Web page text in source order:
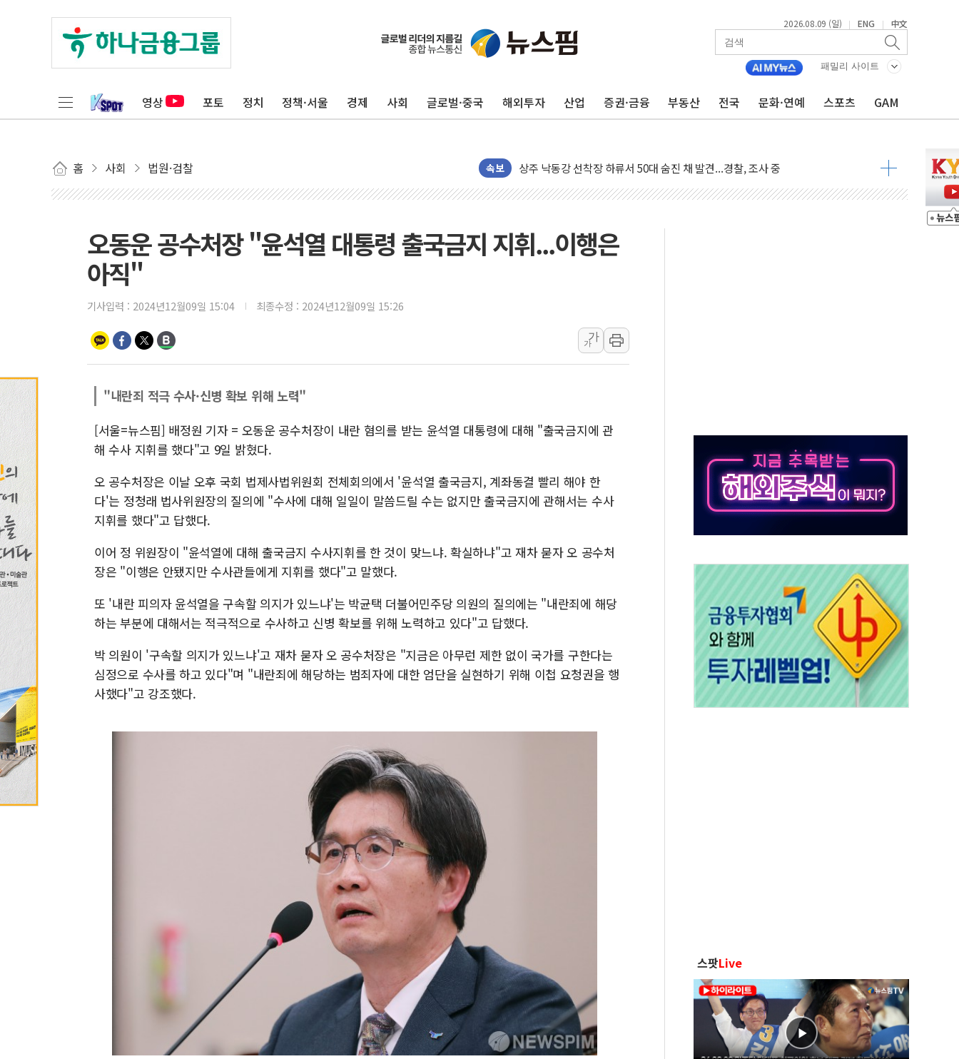
2026.08.09 (일) | ENG | 中文
패밀리 사이트
영상 포토 정치 정책·서울 경제 사회 글로벌·중국 해외투자 산업 증권·금융 부동산 전국 문화·연예 스포츠 GAM
홈 사회 법원·검찰 속보
평택 진위면 공장서 질식사고 발생…작업자 1명 숨져
[종합] 김민석, 정청래에 누적 '1.48%p' 차 선두 유지...金 46.01% vs 鄭 44.53%
민주당 경북도당위원장에 오중기 당선...합산득표율 68.63%
김민석, 강원·대구·경북 경선서 정청래에 승리…金 48.54% vs 鄭 44.40%
[속보] 민주, 강원·대구·경북 경선 결과...김민석 48.54% 정청래 44.40%
정재헌 CEO, SKT 장기고객 400명 맞이…"마음 잇는 시간 되길"
최태원, 노소영에 9440억 지급 확정되나…재상고 앞두고 막판 셈법
병무청, 보충역 전면 손질… 예술·체육요원 최대 33% 감축
홈플러스發 대형마트 판매, 역대 최대폭 감소한 9.4%↓…유통업계 양극화 심화
윤준병·이해민 의원, '정부 특사'로 콜롬비아 대통령 취임식 참석
'호우·산사태 주의보' 울진 시간당 30mm 강한 비...호우 피해 없어
여야, 황희 '버스 하우스' 공방…野 "청년 우롱 기괴" vs 與 "송구한 해프닝"
오동운 공수처장 "윤석열 대통령 출국금지 지휘...이행은
아직"
기사입력 : 2024년12월09일 15:04 최종수정 : 2024년12월09일 15:26
가
가
"내란죄 적극 수사·신병 확보 위해 노력"
[서울=뉴스핌] 배정원 기자 = 오동운 공수처장이 내란 혐의를 받는 윤석열 대통령에 대해 "출국금지에 관
해 수사 지휘를 했다"고 9일 밝혔다.
오 공수처장은 이날 오후 국회 법제사법위원회 전체회의에서 '윤석열 출국금지, 계좌동결 빨리 해야 한
다'는 정청래 법사위원장의 질의에 "수사에 대해 일일이 말씀드릴 수는 없지만 출국금지에 관해서는 수사
지휘를 했다"고 답했다.
이어 정 위원장이 "윤석열에 대해 출국금지 수사지휘를 한 것이 맞느냐. 확실하냐"고 재차 묻자 오 공수처
장은 "이행은 안됐지만 수사관들에게 지휘를 했다"고 말했다.
또 '내란 피의자 윤석열을 구속할 의지가 있느냐'는 박균택 더불어민주당 의원의 질의에는 "내란죄에 해당
하는 부분에 대해서는 적극적으로 수사하고 신병 확보를 위해 노력하고 있다"고 답했다.
박 의원이 '구속할 의지가 있느냐'고 재차 묻자 오 공수처장은 "지금은 아무런 제한 없이 국가를 구한다는
심정으로 수사를 하고 있다"며 "내란죄에 해당하는 범죄자에 대한 엄단을 실현하기 위해 이첩 요청권을 행
사했다"고 강조했다.
스팟Live